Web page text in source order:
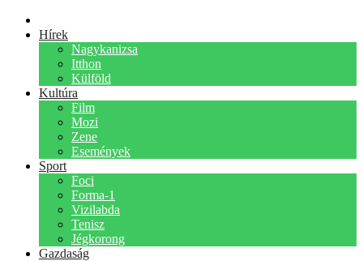
Hírek
Nagykanizsa
Itthon
Külföld
Kultúra
Film
Mozi
Zene
Események
Sport
Foci
Forma-1
Vizilabda
Tenisz
Jégkorong
Gazdaság